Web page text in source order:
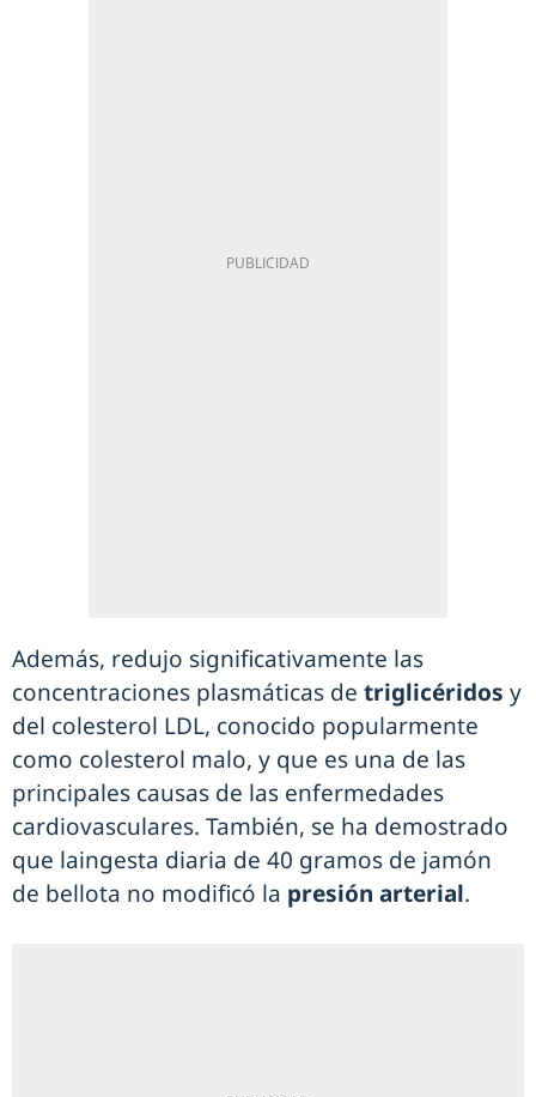
Además, redujo significativamente las
concentraciones plasmáticas de triglicéridos y
del colesterol LDL, conocido popularmente
como colesterol malo, y que es una de las
principales causas de las enfermedades
cardiovasculares. También, se ha demostrado
que laingesta diaria de 40 gramos de jamón
de bellota no modificó la presión arterial.